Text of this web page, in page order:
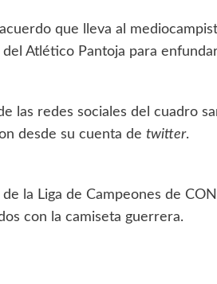
que lleva al
Atlético Pantoja para
las redes sociales del cuadro
desde su cuenta de twitter.
la Liga de Campeones de
con la camiseta guerrera.